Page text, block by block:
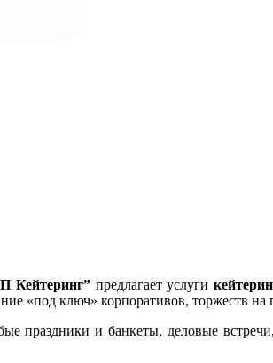
Кейтеринг” предлагает услуги
«под ключ» корпоративов, торжеств
праздники и банкеты, деловые